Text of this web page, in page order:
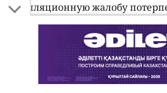
Апелляционную жалобу
адвоката оставили без
без изменения. Постановление
законную силу.
ДТП произошлов ночь на 21